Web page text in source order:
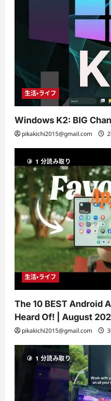
生活・ライフ
Windows K2: BIG
pikakichi2015@gmail.com
1 分読み取り
生活・ライフ
The 10 BEST Android
Heard Of! | August
pikakichi2015@gmail.com
1 分読み取り